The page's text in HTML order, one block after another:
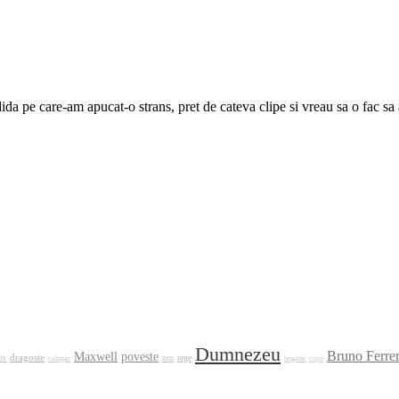
pe care-am apucat-o strans, pret de cateva clipe si vreau sa o fac
dragoste calugar Maxwell poveste zen rege Dumnezeu bogatie copii Bruno